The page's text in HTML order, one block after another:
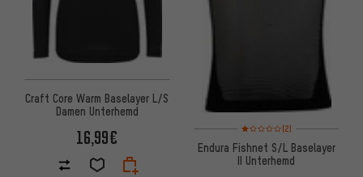
Craft Core Warm Baselayer L/S
Damen Unterhemd
16,99€
Bewertungen: 1 von 5
(2)
Endura Fishnet S/L Baselayer
II Unterhemd